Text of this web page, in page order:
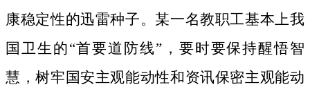
康稳定性的迅雷种子。 某一名教职工基本上我
国卫生的“首要道防线”，要时要保持醒悟智
慧，树牢国安主观能动性和资讯保密主观能动